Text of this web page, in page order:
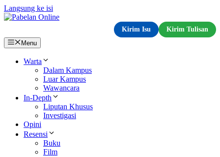
Langsung ke isi
Kirim Isu
Kirim Tulisan
Menu
Warta
Dalam Kampus
Luar Kampus
Wawancara
In-Depth
Liputan Khusus
Investigasi
Opini
Resensi
Buku
Film